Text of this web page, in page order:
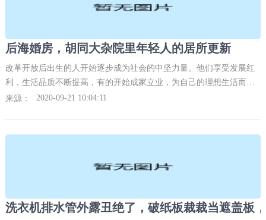
后海婚房，胡同大杂院里年轻人的居所更新
改革开放后出生的人开始逐步成为社会的中坚力量。他们享受发展红
利，生活品质不断提高，有的开始成家立业，为自己的理想生活而努
力。2019年，清筑建筑受邀为一对新婚夫妻的婚房进行更新改造，房
来源： 2020-09-21 10:04:11